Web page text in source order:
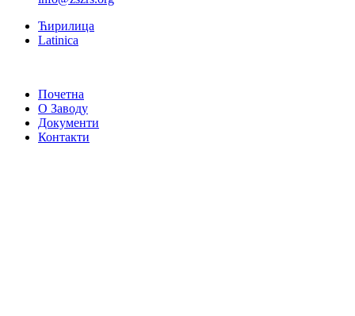
Ћирилица
Latinica
Почетна
О Заводу
Документи
Контакти